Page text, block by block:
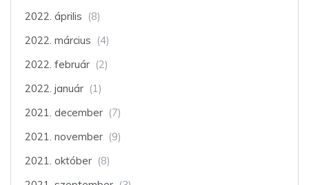
2022. április (8)
2022. március (4)
2022. február (2)
2022. január (1)
2021. december (7)
2021. november (9)
2021. október (8)